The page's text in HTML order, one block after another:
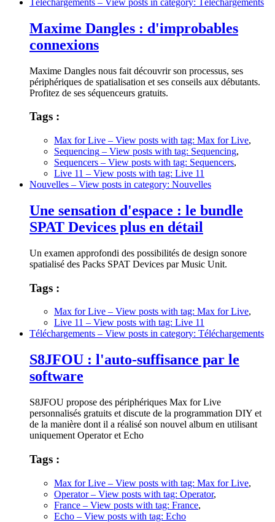
Maxime Dangles : d'improbables
connexions
Maxime Dangles nous fait découvrir son processus, ses
périphériques de spatialisation et ses conseils aux débutants.
Profitez de ses séquenceurs gratuits.
Tags :
Max for Live – View posts with tag: Max for Live,
Sequencing – View posts with tag: Sequencing,
Sequencers – View posts with tag: Sequencers,
Live 11 – View posts with tag: Live 11
Nouvelles – View posts in category: Nouvelles
Une sensation d'espace : le bundle
SPAT Devices plus en détail
Un examen approfondi des possibilités de design sonore
spatialisé des Packs SPAT Devices par Music Unit.
Tags :
Max for Live – View posts with tag: Max for Live,
Live 11 – View posts with tag: Live 11
Téléchargements – View posts in category: Téléchargements
S8JFOU : l'auto-suffisance par le
software
S8JFOU propose des périphériques Max for Live
personnalisés gratuits et discute de la programmation DIY et
de la manière dont il a réalisé son nouvel album en utilisant
uniquement Operator et Echo
Tags :
Max for Live – View posts with tag: Max for Live,
Operator– View posts with tag: Operator,
France – View posts with tag: France,
Echo – View posts with tag: Echo